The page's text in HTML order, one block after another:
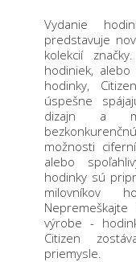
Vydanie
predstavuje
kolekcií
hodiniek,
hodinky,
úspešne
dizajn a
možnosti
alebo
hodinky sú
milovníkov
výrobe -
Citizen
priemysle.